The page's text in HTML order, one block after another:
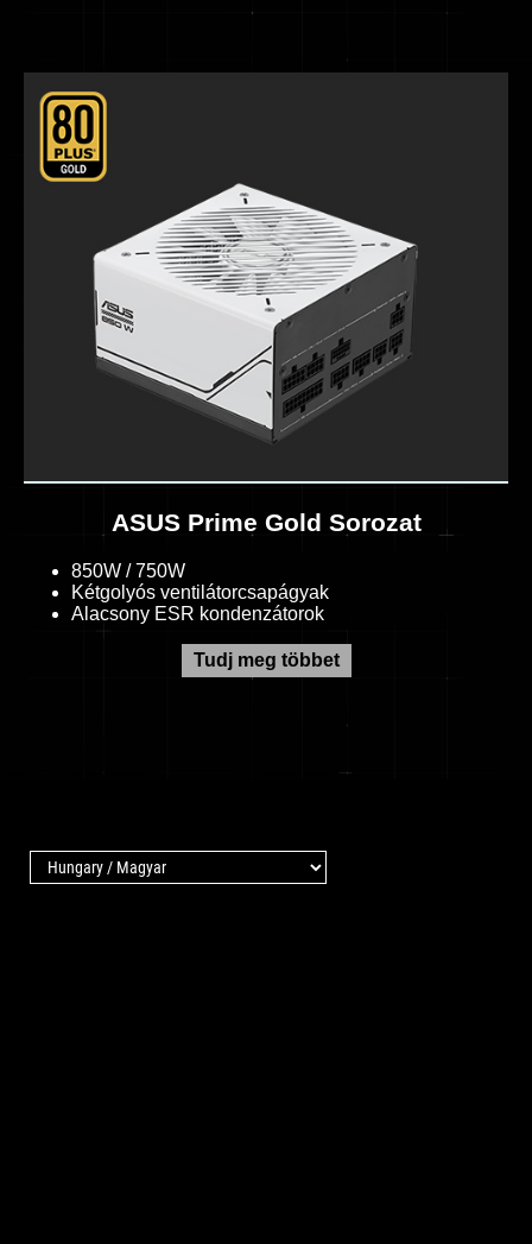
ASUS Prime Gold Sorozat
850W / 750W
Kétgolyós ventilátorcsapágyak
Alacsony ESR kondenzátorok
Tudj meg többet